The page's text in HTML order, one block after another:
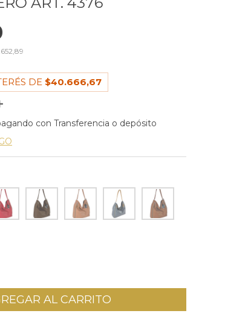
DE $40.666,67
con Transferencia o depósito